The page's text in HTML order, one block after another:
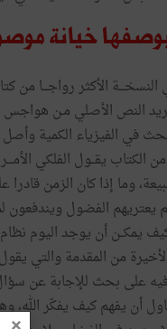
خيانة
النسخـــة الأكثررواجـــا من
النص الأصلي مـن هواجس
في الفيزياء الكمية وأصل
من الكتاب يقــول الفلكي
وما إذاكان الزمن قادرا
يعتريهم الفضول ويندفعون
يمكــنأن يوجد اليوم نظام
من المقدمة والتي يقول
فيه على بحث للإجابة عن
أن يفهمكيف يفكّرالله،